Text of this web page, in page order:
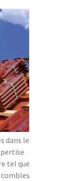
dans le
tel que